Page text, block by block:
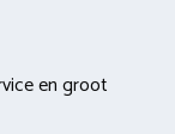
en groot